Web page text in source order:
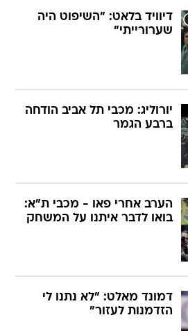
דיוויד בלאט: "השיפוט היה
שערורייתי"
יורוליג: מכבי תל אביב הודחה
ברבע הגמר
הערב אחרי פאו - מכבי ת"א:
בואו לדבר איתנו על המשחק
דמונד מאלט: "לא נתנו לי
הזדמנות לעזור"